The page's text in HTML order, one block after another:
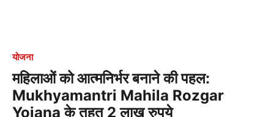
योजना
महिलाओं को आत्मनिर्भर बनाने की पहल:
Mukhyamantri Mahila Rozgar
Yojana के तहत 2 लाख रुपये